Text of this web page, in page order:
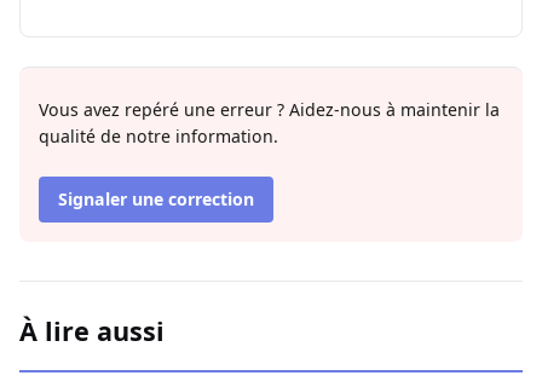
Vous avez repéré une erreur ? Aidez-nous à maintenir la
qualité de notre information.
Signaler une correction
À lire aussi